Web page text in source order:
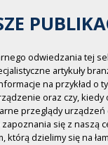
odwiedzania tej
artykuły
na przykład o
oraz czy, kiedy
przeglądy urządzeń
się z naszą
którą dzielimy się na